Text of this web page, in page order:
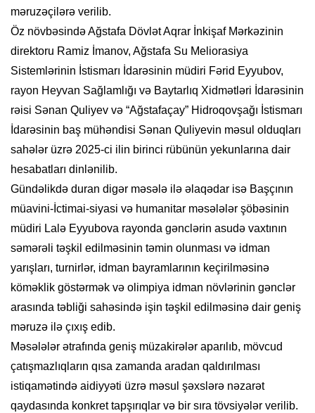
məruzəçilərə verilib.
Öz növbəsində Ağstafa Dövlət Aqrar İnkişaf Mərkəzinin
direktoru Ramiz İmanov, Ağstafa Su Meliorasiya
Sistemlərinin İstismarı İdarəsinin müdiri Fərid Eyyubov,
rayon Heyvan Sağlamlığı və Baytarlıq Xidmətləri İdarəsinin
rəisi Sənan Quliyev və “Ağstafaçay” Hidroqovşağı İstismarı
İdarəsinin baş mühəndisi Sənan Quliyevin məsul olduqları
sahələr üzrə 2025-ci ilin birinci rübünün yekunlarına dair
hesabatları dinlənilib.
Gündəlikdə duran digər məsələ ilə əlaqədar isə Başçının
müavini-İctimai-siyasi və humanitar məsələlər şöbəsinin
müdiri Lalə Eyyubova rayonda gənclərin asudə vaxtının
səmərəli təşkil edilməsinin təmin olunması və idman
yarışları, turnirlər, idman bayramlarının keçirilməsinə
köməklik göstərmək və olimpiya idman növlərinin gənclər
arasında təbliği sahəsində işin təşkil edilməsinə dair geniş
məruzə ilə çıxış edib.
Məsələlər ətrafında geniş müzakirələr aparılıb, mövcud
çatışmazlıqların qısa zamanda aradan qaldırılması
istiqamətində aidiyyəti üzrə məsul şəxslərə nəzarət
qaydasında konkret tapşırıqlar və bir sıra tövsiyələr verilib.